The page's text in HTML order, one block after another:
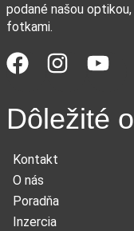
podané našou
fotkami.
Dôležité
Kontakt
O nás
Poradňa
Inzercia